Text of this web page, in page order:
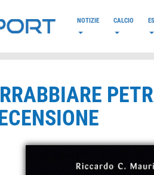
NOTIZIE CALCIO